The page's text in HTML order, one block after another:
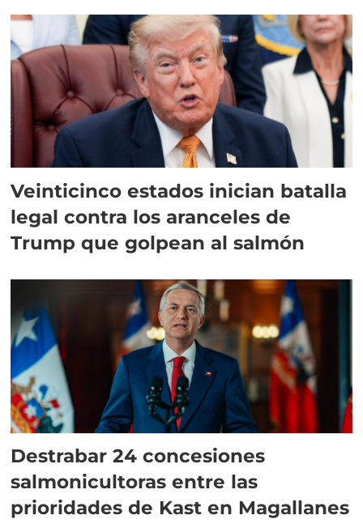
Veinticinco estados inician batalla
legal contra los aranceles de
Trump que golpean al salmón
Destrabar 24 concesiones
salmonicultoras entre las
prioridades de Kast en Magallanes